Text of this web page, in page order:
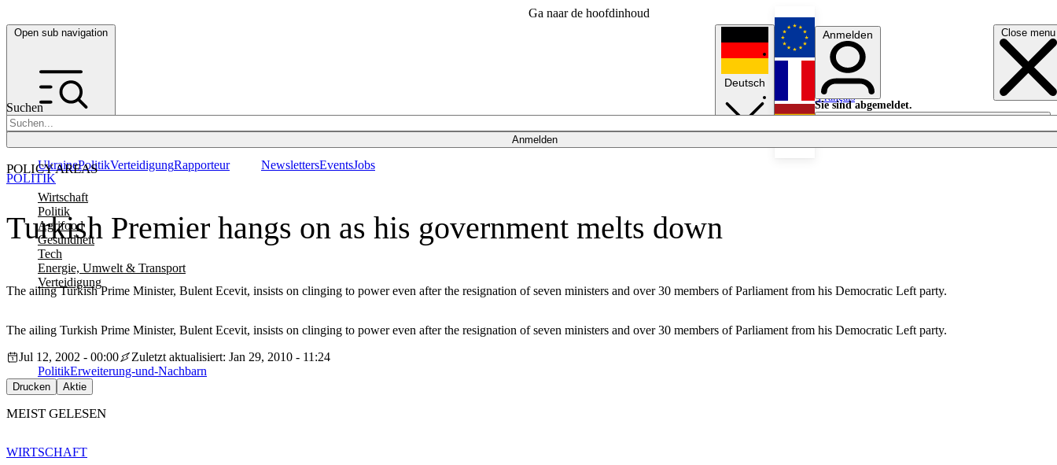
Ga naar de hoofdinhoud
Open sub navigation Close menu
Suchen
Anmelden
POLICY AREAS
Wirtschaft
Politik
Agrifood
Gesundheit
Tech
Energie, Umwelt & Transport
Verteidigung
UkrainePolitikVerteidigungRapporteur NewslettersEventsJobs
Deutsch
English
Français
Anmelden
Sie sind abgemeldet.
Anmelden
Licht aus
Turkish Premier hangs on as his government melts down
The ailing Turkish Prime Minister, Bulent Ecevit, insists on clinging to power even after the resignation of seven ministers and over 30 members of Parliament from his Democratic Left party.
POLITIK
The ailing Turkish Prime Minister, Bulent Ecevit, insists on clinging to power even after the resignation of seven ministers and over 30 members of Parliament from his Democratic Left party.
Jul 12, 2002 - 00:00
Zuletzt aktualisiert: Jan 29, 2010 - 11:24
PolitikErweiterung-und-Nachbarn
Drucken Aktie
MEIST GELESEN
WIRTSCHAFT